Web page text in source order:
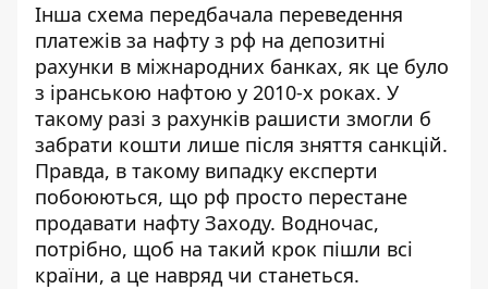
Інша схема передбачала переведення
платежів за нафту з рф на депозитні
рахунки в міжнародних банках, як це було
з іранською нафтою у 2010-х роках. У
такому разі з рахунків рашисти змогли б
забрати кошти лише після зняття санкцій.
Правда, в такому випадку експерти
побоюються, що рф просто перестане
продавати нафту Заходу. Водночас,
потрібно, щоб на такий крок пішли всі
країни, а це навряд чи станеться.